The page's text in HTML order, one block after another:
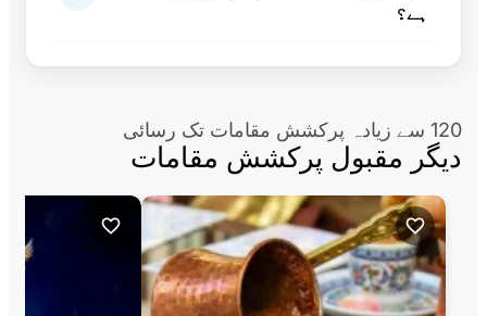
ہے؟
120 سے زیادہ پرکشش مقامات تک رسائی
دیگر مقبول پرکشش مقامات